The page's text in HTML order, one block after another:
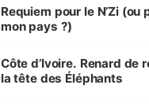
Requiem pour le N’Zi (ou
mon pays ?)
Côte d’Ivoire. Renard de
la tête des Éléphants